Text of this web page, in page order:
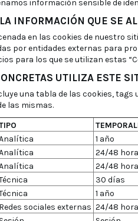
información sensible de
INFORMACIÓN QUE SE
en las cookies de nuestro
por entidades externas para
para los que se utilizan estas
UTILIZA ESTE
una tabla de las cookies,
las mismas.
1 año
24/48
24/48
30 días
1 año
Redes sociales externas 24/48